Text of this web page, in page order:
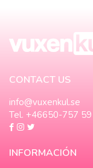
CONTACT US
info@vuxenkul.se
Tel. +46650-757 59
INFORMACIÓN